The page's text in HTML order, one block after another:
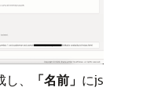
、 「名前」 にjs